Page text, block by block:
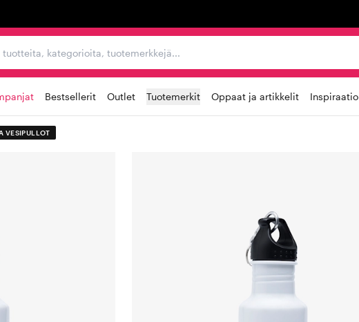
kategorioita, tuotemerkkejä...
Bestsellerit Outlet Tuotemerkit Oppaat ja artikkelit Inspiraatio
VESIPULLOT